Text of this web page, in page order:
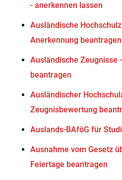
- anerkennen lassen
Ausländische
Anerkennung beantragen
Ausländische Zeugnisse
beantragen
Ausländischer
Zeugnisbewertung
Auslands-BAföG für
Ausnahme vom Gesetz
Feiertage beantragen